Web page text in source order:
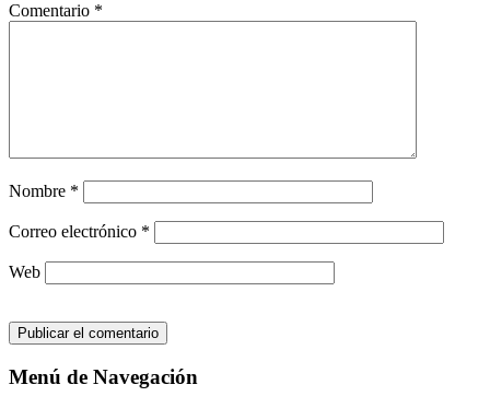
Comentario *
Nombre *
Correo electrónico *
Web
Menú de Navegación